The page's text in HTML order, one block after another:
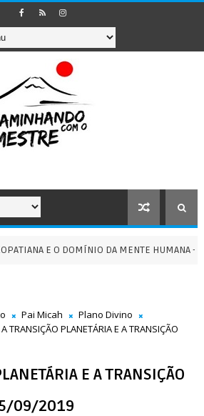
E O DOMÍNIO DA MENTE HUMANA - 13/07/
Pai Micah
Plano Divino
A TRANSIÇÃO PLANETÁRIA E A TRANSIÇÃO
E A TRANSIÇÃO
09/2019